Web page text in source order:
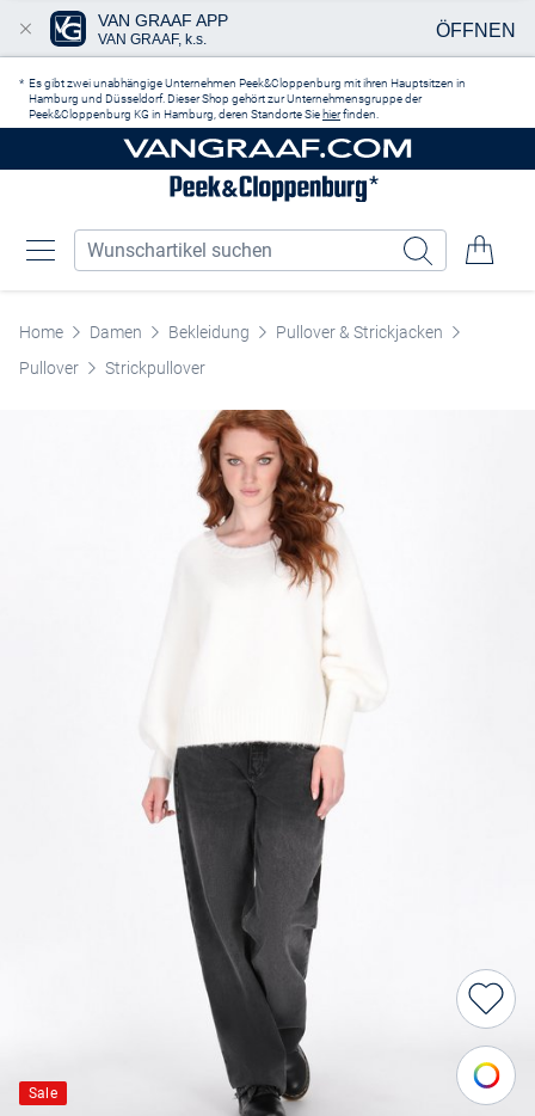
Es gibt zwei unabhängige Unternehmen Peek&Cloppenburg mit ihren Hauptsitzen in
Hamburg und Düsseldorf. Dieser Shop gehört zur Unternehmensgruppe der
Peek&Cloppenburg KG in Hamburg, deren Standorte Sie hierfinden.
Home Damen Bekleidung
Pullover & Strickjacken
Pullover
Strickpullover
Sale
VAN GRAAF APP
VAN GRAAF, k.s. ÖFFNEN